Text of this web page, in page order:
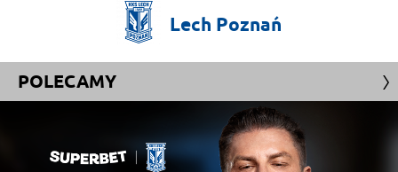
Lech Poznań
POLECAMY